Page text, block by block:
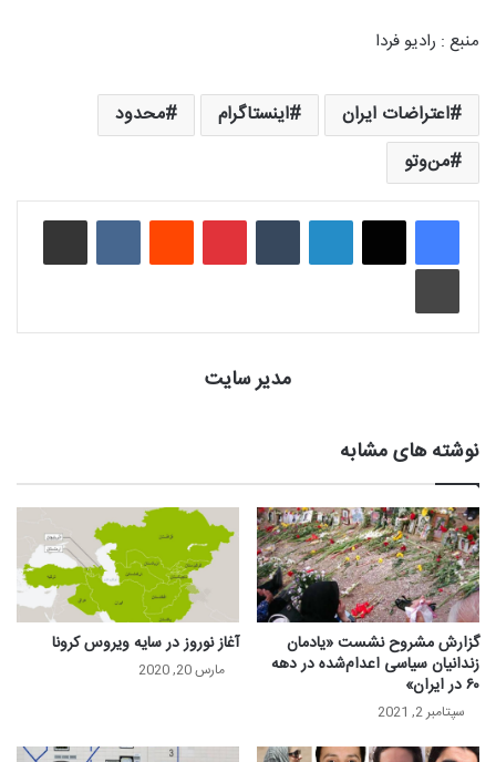
منبع : رادیو فردا
اعتراضات ایران اینستاگرام
محدود
من‌وتو
لینکدین ‫پین‌ترست ‫رددیت
چاپ
مدیر سایت
نوشته های مشابه
گزارش مشروح نشست «یادمان
زندانیان سیاسی اعدام‌شده در دهه
۶۰ در ایران»
سپتامبر 2, 2021
آغاز نوروز در سایه ویروس کرونا
مارس 20, 2020